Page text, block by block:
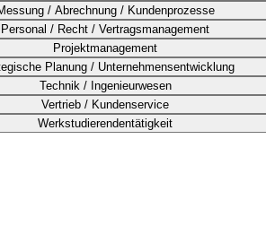
/ Abrechnung / Kundenprozesse
Personal / Recht / Vertragsmanagement
Projektmanagement
Planung / Unternehmensentwicklung
Technik / Ingenieurwesen
Vertrieb / Kundenservice
Werkstudierendentätigkeit